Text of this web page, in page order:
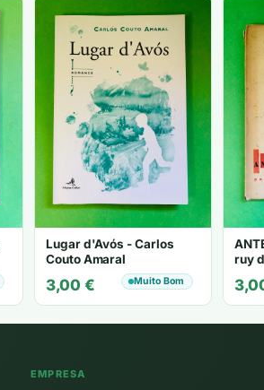
Lugar d'Avós - Carlos
Couto Amaral
3,00 € Muito Bom
ruy
EMPRESA